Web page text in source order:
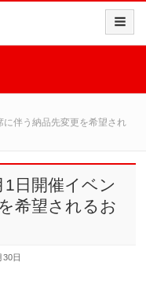
に伴う納品先変更を希望され
1日開催イベン
希望されるお
30日